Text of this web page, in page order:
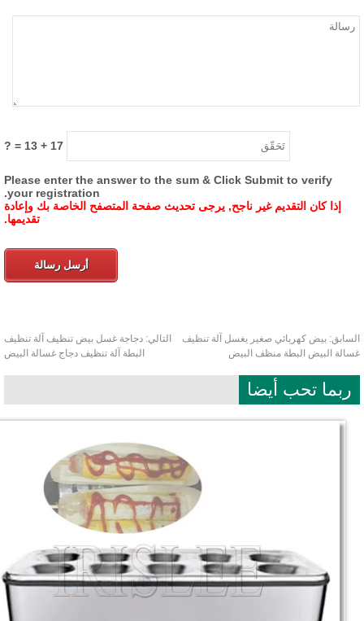
+
13
= ?
Please enter the answer to the sum & Click Submit to verify
your registration
.
إذا كان التقديم غير ناجح, يرجى تحديث صفحة المتصفح الخاصة بك وإعادة
تقديمها.
أرسل رسالة
بيض كهربائي صغير يغسل آلة تنظيف
البيض البطة منظف البيض
التالي:دجاجة غسل بيض تنظيف آلة تنظيف
البطة آلة تنظيف دجاج غسالة البيض
تحب أيضا